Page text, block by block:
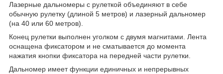
Лазерные дальномеры с рулеткой объединяют в себе
обычную рулетку (длиной 5 метров) и лазерный дальномер
(на 40 или 60 метров).
Конец рулетки выполнен уголком с двумя магнитами. Лента
оснащена фиксатором и не сматывается до момента
нажатия кнопки фиксатора на передней части рулетки.
Дальномер имеет функции единичных и непрерывных